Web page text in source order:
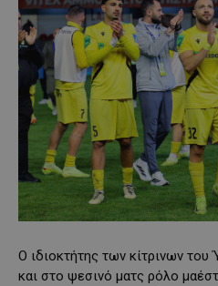
Ο ιδιοκτήτης των κίτρινων του
και στο ψεσινό ματς ρόλο